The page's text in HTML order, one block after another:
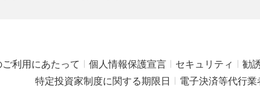
利用にあたって 個人情報保護宣言 セキュリティ 勧
特定投資家制度に関する期限日
電子決済等代行